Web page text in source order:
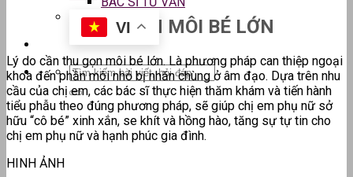
VI
THU GỌN MÔI BÉ LỚN
Lý do cần thu gọn môi bé lớn. Là phương pháp can thiệp ngoại
khoa đến phần môi nhỏ bị nhăn chùng ở âm đạo. Dựa trên nhu
cầu của chị em, các bác sĩ thực hiện thăm khám và tiến hành
tiểu phẫu theo đúng phương pháp, sẽ giúp chị em phụ nữ sở
hữu “cô bé” xinh xắn, se khít và hồng hào, tăng sự tự tin cho
chị em phụ nữ và hạnh phúc gia đình.
HINH ẢNH